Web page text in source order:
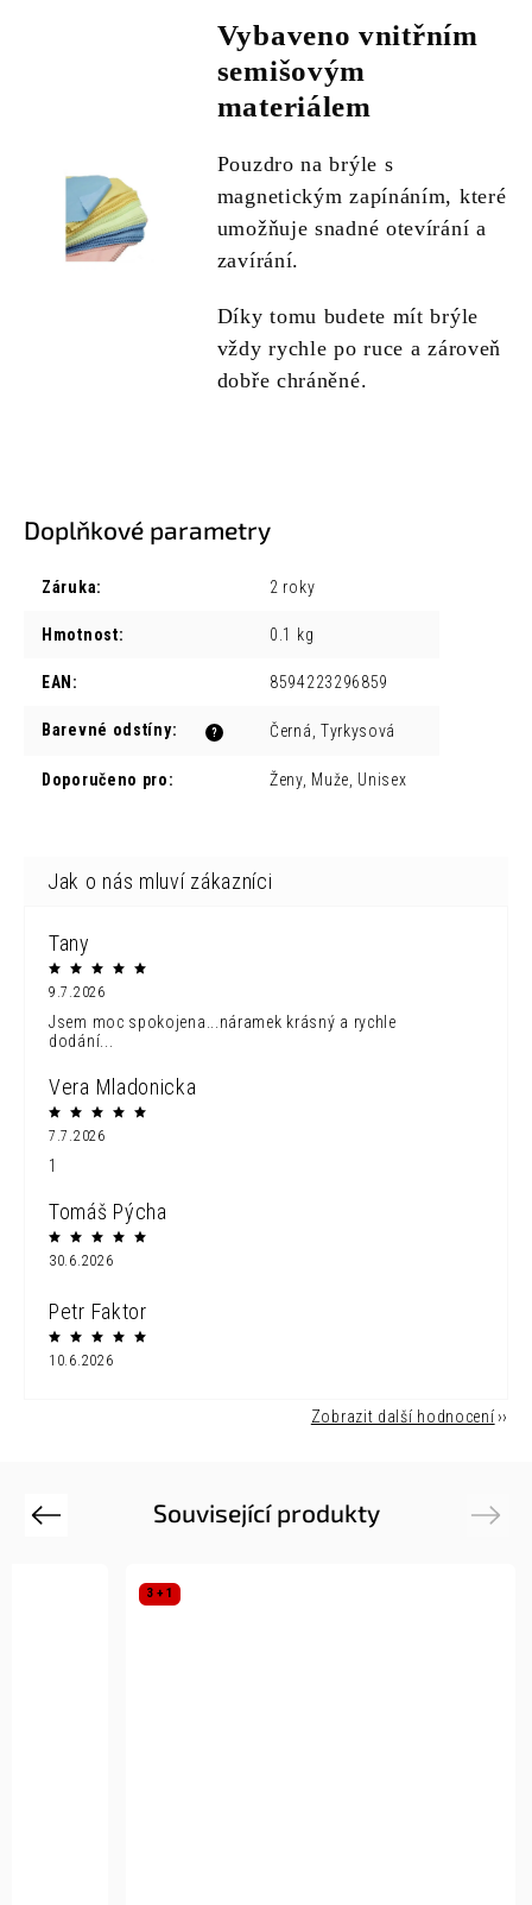
Vybaveno vnitřním
semišovým
materiálem
Pouzdro na brýle s
magnetickým zapínáním, které
umožňuje snadné otevírání a
zavírání.
Díky tomu budete mít brýle
vždy rychle po ruce a zároveň
dobře chráněné.
Doplňkové parametry
Záruka: 2 roky
Hmotnost: 0.1 kg
EAN : 8594223296859
?
Barevné odstíny: Černá, Tyrkysová
Doporučeno pro: Ženy, Muže, Unisex
Tany
9.7.2026
Jsem moc spokojena...náramek krásný a rychle
dodání...
Vera Mladonicka
7.7.2026
1
Tomáš Pýcha
30.6.2026
Petr Faktor
10.6.2026
Zobrazit další hodnocení
Související produkty
Previous
3 + 1
Next